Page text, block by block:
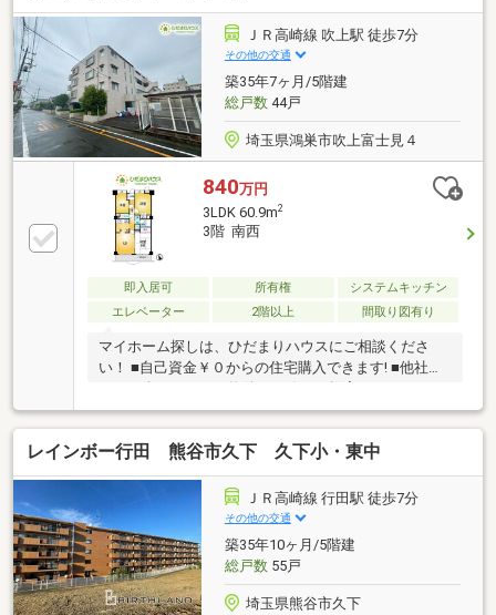
ＪＲ高崎線 吹上駅 徒歩7分
その他の交通
築35年7ヶ月/5階建
総戸数44戸
埼玉県鴻巣市吹上富士見４
840万円
3LDK 60.9m2
3階 南西
即入居可 所有権
システムキッチン
エレベーター
2階以上 間取り図有り
マイホーム探しは、ひだまりハウスにご相談くださ
い！ ■自己資金￥０からの住宅購入できます! ■他社様
新規物件・価格変更の情報がとてもスピーディーで
す。 ■インターネット非公開の物件もご紹介可能で
す。 ■ご希望の方にはメールでのやりとりだけで大丈
夫です。 ■お忙しいときは現地待合せ＆現地解散でき
ます。 ■平日のご見学希望大歓迎です! ■住宅ローンア
ドバイザーが銀行手続きをお手伝い致します。
レインボー行田 熊谷市久下 久下小・東中
ＪＲ高崎線 行田駅 徒歩7分
その他の交通
築35年10ヶ月/5階建
総戸数55戸
埼玉県熊谷市久下